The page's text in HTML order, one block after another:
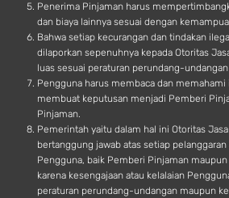
Penerima Pinjaman harus
dan biaya lainnya sesuai dengan
Bahwa setiap kecurangan dan tindakan
dilaporkan sepenuhnya kepada Otoritas
luas sesuai peraturan perundang-
Pengguna harus membaca dan
membuat keputusan menjadi Pemberi
Pinjaman.
Pemerintah yaitu dalam hal ini Otoritas
bertanggung jawab atas setiap
Pengguna, baik Pemberi Pinjaman
karena kesengajaan atau kelalaian
peraturan perundang-undangan maupun